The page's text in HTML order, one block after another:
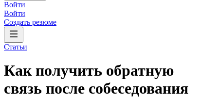
Войти
Войти
Создать резюме
Статьи
Как получить обратную
связь после собеседования